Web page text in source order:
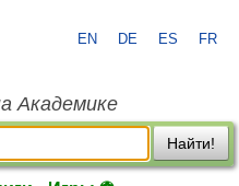
EN DE ES FR
Академике
Найти!